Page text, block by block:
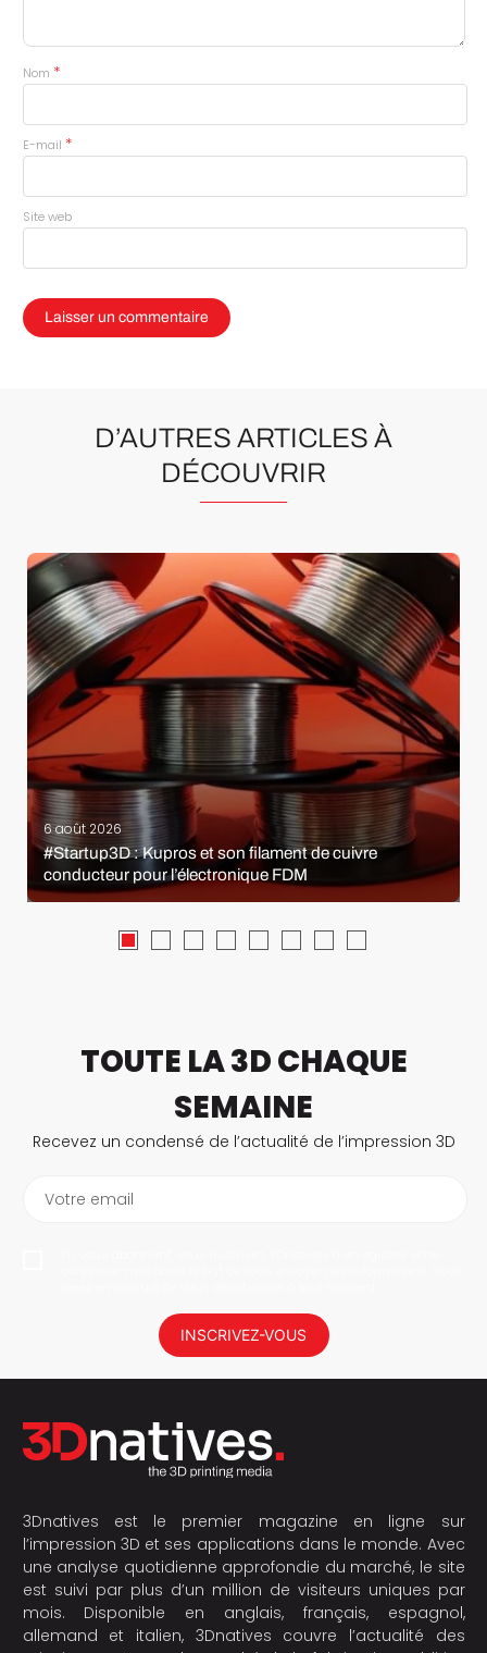
Nom *
E-mail *
Site web
D’AUTRES ARTICLES À
DÉCOUVRIR
6 août 2026
#Startup3D : Kupros et son filament de cuivre
conducteur pour l’électronique FDM
TOUTE LA 3D CHAQUE
SEMAINE
Recevez un condensé de l’actualité de l’impression 3D
Votre email
INSCRIVEZ-VOUS
3Dnatives est le premier magazine en ligne sur
l’impression 3D et ses applications dans le monde. Avec
une analyse quotidienne approfondie du marché, le site
est suivi par plus d’un million de visiteurs uniques par
mois. Disponible en anglais, français, espagnol,
allemand et italien, 3Dnatives couvre l’actualité des